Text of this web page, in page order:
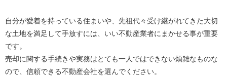
自分が愛着を持っている住まいや、先祖代々受け継がれてきた大切
な土地を満足して手放すには、いい不動産業者にまかせる事が重要
です。
売却に関する手続きや実務はとても一人ではできない煩雑なものな
ので、信頼できる不動産会社を選んでください。